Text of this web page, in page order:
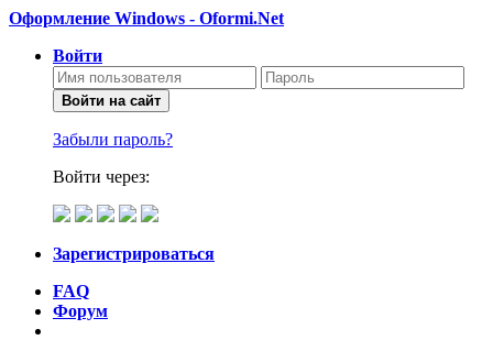
Оформление Windows - Oformi.Net
Войти
Войти на сайт
Забыли пароль?
Войти через:
Зарегистрироваться
FAQ
Форум